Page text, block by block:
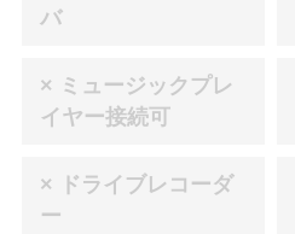
バ
× ミュージックプレ
イヤー接続可
× ドライブレコーダ
ー